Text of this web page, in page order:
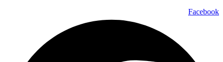
Facebook